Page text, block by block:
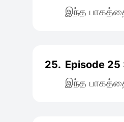
இந்த
25. Episode 25
இந்த